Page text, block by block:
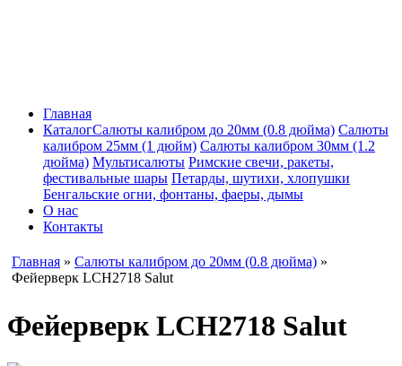
Главная
КаталогСалюты калибром до 20мм (0.8 дюйма) Салюты
калибром 25мм (1 дюйм) Салюты калибром 30мм (1.2
дюйма) Мультисалюты Римские свечи, ракеты,
фестивальные шары Петарды, шутихи, хлопушки
Бенгальские огни, фонтаны, фаеры, дымы
О нас
Контакты
Главная » Салюты калибром до 20мм (0.8 дюйма) »
Фейерверк LCH2718 Salut
Фейерверк LCH2718 Salut